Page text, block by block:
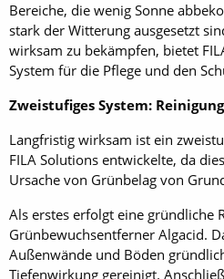
Bereiche, die wenig Sonne
stark der Witterung ausgesetzt
wirksam zu bekämpfen, bietet
System für die Pflege und den
Zweistufiges System:
Langfristig wirksam ist ein
FILA Solutions entwickelte, da
Ursache von Grünbelag von
Als erstes erfolgt eine gründliche
Grünbewuchsentferner Algacid.
Außenwände und Böden
Tiefenwirkung gereinigt.